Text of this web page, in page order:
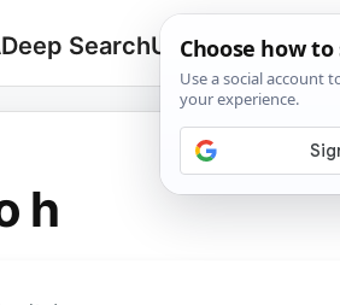
Deep SearchUpload
Search
for:
h